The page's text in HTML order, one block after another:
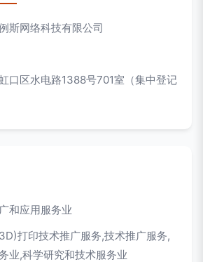
斯网络科技有限公司
口区水电路1388号701室（集中登记
和应用服务业
打印技术推广服务,技术推广服务,
业,科学研究和技术服务业